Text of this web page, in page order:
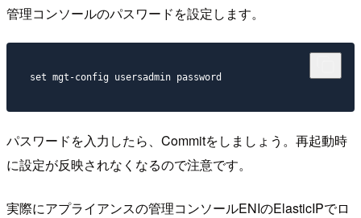
管理コンソールのパスワードを設定します。
パスワードを入力したら、Commitをしましょう。再起動時
に設定が反映されなくなるので注意です。
実際にアプライアンスの管理コンソールENIのElasticIPでロ